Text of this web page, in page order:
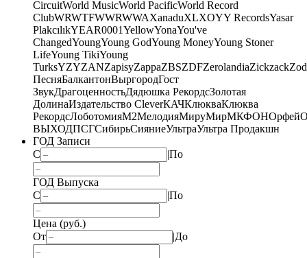
CircuitWorld MusicWorld PacificWorld Record
ClubWRWTFWWRWWAXanaduXLXOYY RecordsYasar
PlakcılıkYEAR0001YellowYonaYou've
ChangedYoungYoung GodYoung MoneyYoung Stoner
LifeYoung TikiYoung
TurksYZYZANZapisyZappaZBSZDFZerolandiaZickzack
ПесняБалкантонВыргородГост
ЗвукДрагоценностьДядюшка РекордсЗолотая
ДолинаИздательство CleverКАЧКлюкваКлюква
РекордсЛоботомияМ2МелодияМируМирМКФОНОрфей
ВЫХОДПСГСибирьСияниеУльтраУльтра Продакшн
ГОД Записи
С
|По
ГОД Выпуска
С
|По
Цена (руб.)
От
|До